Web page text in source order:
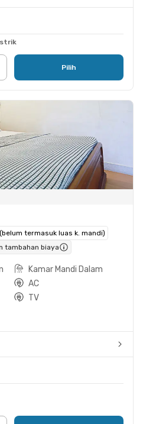
Pilih
(belum termasuk luas k. mandi)
tambahan biaya
Kamar Mandi Dalam
AC
TV